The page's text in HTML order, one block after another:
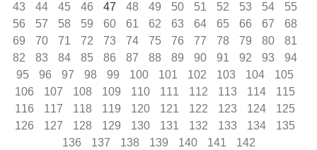
43
44 45 46 47 48 49 50 51 52 53 54
55
56
57 58 59 60 61 62 63 64 65 66 67
68
69
70 71 72 73 74 75 76 77 78 79 80
81
82
83 84 85 86 87 88 89 90 91 92 93
94
95
96 97 98 99 100 101 102 103 104
105
106
107 108 109 110 111 112 113 114
115
116
117 118 119 120 121 122 123 124
125
126
127 128 129 130 131 132 133 134
135
136
137 138 139 140 141 142